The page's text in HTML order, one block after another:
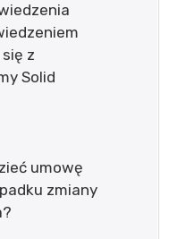
z
Solid
umowę
zmiany